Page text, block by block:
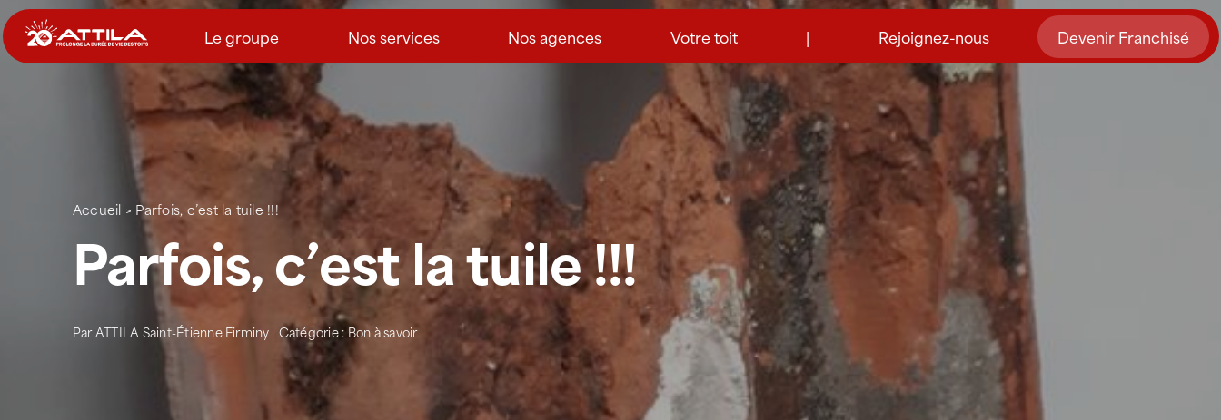
Passer
au
contenu
Le groupe Nos services Nos agences Votre toit | Rejoignez-nous Devenir Franchisé
Accueil > Parfois, c’est la tuile !!!
Parfois, c’est la tuile !!!
ParATTILA Saint-Étienne Firminy Catégorie : Bon à savoir